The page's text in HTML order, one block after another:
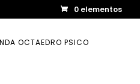
0 elementos
OCTAEDRO PSICO